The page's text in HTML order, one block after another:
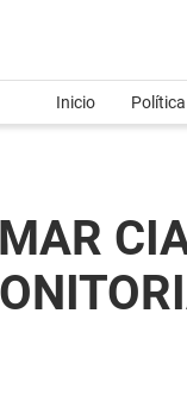
Inicio Política